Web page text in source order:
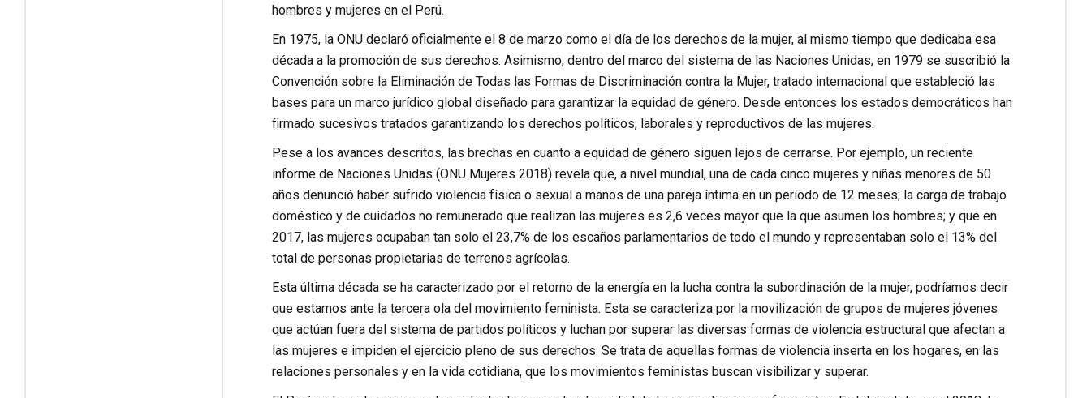
hombres y mujeres en el Perú.
En 1975, la ONU declaró oficialmente el 8 de marzo como el día de los derechos de la mujer, al mismo tiempo que dedicaba esa
década a la promoción de sus derechos. Asimismo, dentro del marco del sistema de las Naciones Unidas, en 1979 se suscribió la
Convención sobre la Eliminación de Todas las Formas de Discriminación contra la Mujer, tratado internacional que estableció las
bases para un marco jurídico global diseñado para garantizar la equidad de género. Desde entonces los estados democráticos han
firmado sucesivos tratados garantizando los derechos políticos, laborales y reproductivos de las mujeres.
Pese a los avances descritos, las brechas en cuanto a equidad de género siguen lejos de cerrarse. Por ejemplo, un reciente
informe de Naciones Unidas (ONU Mujeres 2018) revela que, a nivel mundial, una de cada cinco mujeres y niñas menores de 50
años denunció haber sufrido violencia física o sexual a manos de una pareja íntima en un período de 12 meses; la carga de trabajo
doméstico y de cuidados no remunerado que realizan las mujeres es 2,6 veces mayor que la que asumen los hombres; y que en
2017, las mujeres ocupaban tan solo el 23,7% de los escaños parlamentarios de todo el mundo y representaban solo el 13% del
total de personas propietarias de terrenos agrícolas.
Esta última década se ha caracterizado por el retorno de la energía en la lucha contra la subordinación de la mujer, podríamos decir
que estamos ante la tercera ola del movimiento feminista. Esta se caracteriza por la movilización de grupos de mujeres jóvenes
que actúan fuera del sistema de partidos políticos y luchan por superar las diversas formas de violencia estructural que afectan a
las mujeres e impiden el ejercicio pleno de sus derechos. Se trata de aquellas formas de violencia inserta en los hogares, en las
relaciones personales y en la vida cotidiana, que los movimientos feministas buscan visibilizar y superar.